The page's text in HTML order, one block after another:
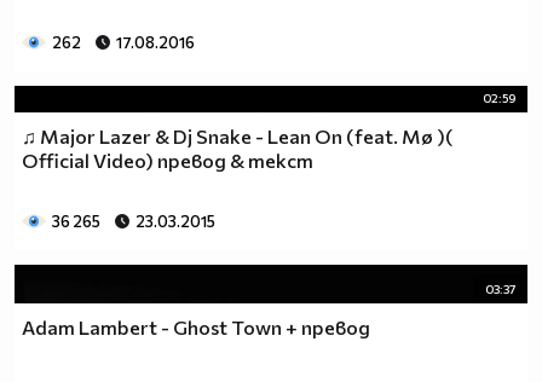
262 17.08.2016
02:59
♫ Major Lazer & Dj Snake - Lean On (feat. Mø )(
Official Video) превод & текст
36 265 23.03.2015
03:37
Adam Lambert - Ghost Town + превод